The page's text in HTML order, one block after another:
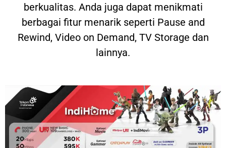
berkualitas. Anda juga dapat menikmati
berbagai fitur menarik seperti Pause and
Rewind, Video on Demand, TV Storage dan
lainnya.